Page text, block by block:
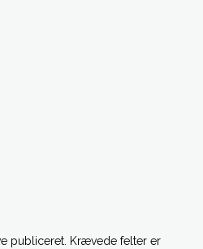
publiceret. Krævede felter er